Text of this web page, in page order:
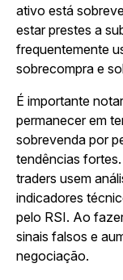
ativo está
estar prestes a
frequentemente
sobrecompra e
É importante
permanecer em
sobrevenda por
tendências
traders usem
indicadores
pelo RSI. Ao
sinais falsos e
negociação.